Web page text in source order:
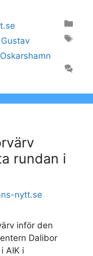
Gustav
Oskarshamn
rundan i
nytt.se
inför den
Dalibor
AIK i